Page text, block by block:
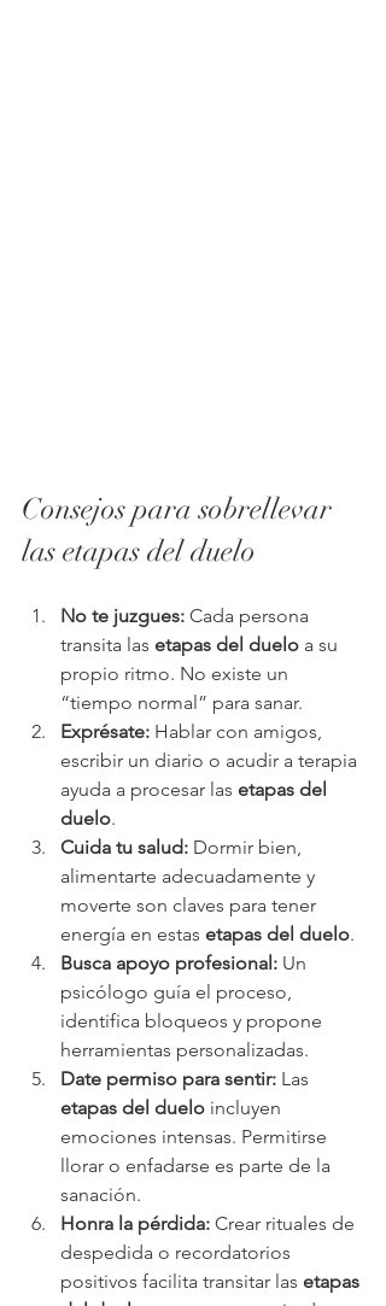
Consejos para sobrellevar
las etapas del duelo
No te juzgues: Cada persona
transita las etapas del duelo a su
propio ritmo. No existe un
“tiempo normal” para sanar.
Exprésate: Hablar con amigos,
escribir un diario o acudir a terapia
ayuda a procesar las etapas del
duelo.
Cuida tu salud: Dormir bien,
alimentarte adecuadamente y
moverte son claves para tener
energía en estas etapas del duelo.
Busca apoyo profesional: Un
psicólogo guía el proceso,
identifica bloqueos y propone
herramientas personalizadas.
Date permiso para sentir: Las
etapas del duelo incluyen
emociones intensas. Permitirse
llorar o enfadarse es parte de la
sanación.
Honra la pérdida: Crear rituales de
despedida o recordatorios
positivos facilita transitar las etapas